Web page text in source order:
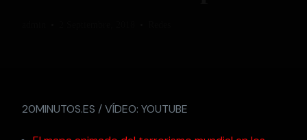
20MINUTOS.ES / VÍDEO: YOUTUBE